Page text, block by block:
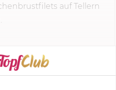
auf Tellern
STARTEN